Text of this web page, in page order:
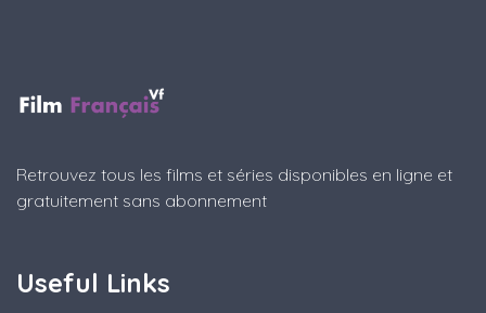
Retrouvez tous les films et séries disponibles en ligne et
gratuitement sans abonnement
Useful Links